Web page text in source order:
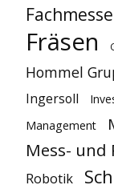
Fachmesse
Fräsen
Hommel
Ingersoll
Management
Mess-
Robotik